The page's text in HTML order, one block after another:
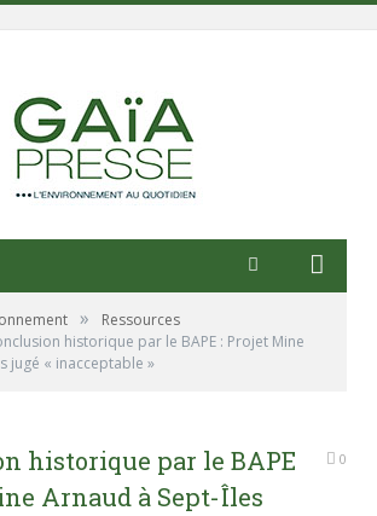
»
Ressources
historique par le BAPE : Projet Mine
jugé « inacceptable »
historique par le BAPE
Arnaud à Sept-Îles
0